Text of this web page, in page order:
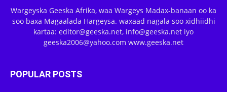
Wargeyska Geeska Afrika, waa Wargeys Madax-banaan oo ka
soo baxa Magaalada Hargeysa. waxaad nagala soo xidhiidhi
kartaa: editor@geeska.net, info@geeska.net iyo
geeska2006@yahoo.com www.geeska.net
POPULAR POSTS